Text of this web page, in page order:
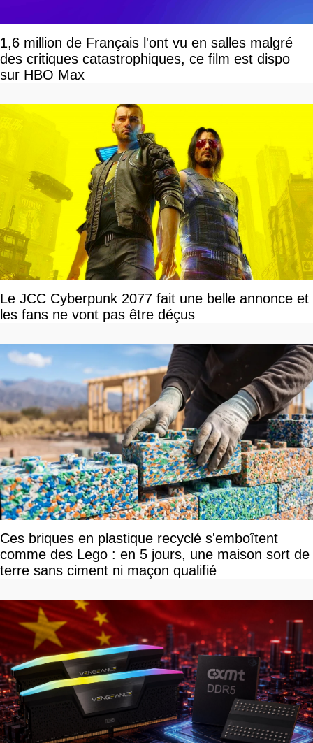
1,6 million de Français l'ont vu en salles malgré
des critiques catastrophiques, ce film est dispo
sur HBO Max
Le JCC Cyberpunk 2077 fait une belle annonce et
les fans ne vont pas être déçus
Ces briques en plastique recyclé s'emboîtent
comme des Lego : en 5 jours, une maison sort de
terre sans ciment ni maçon qualifié